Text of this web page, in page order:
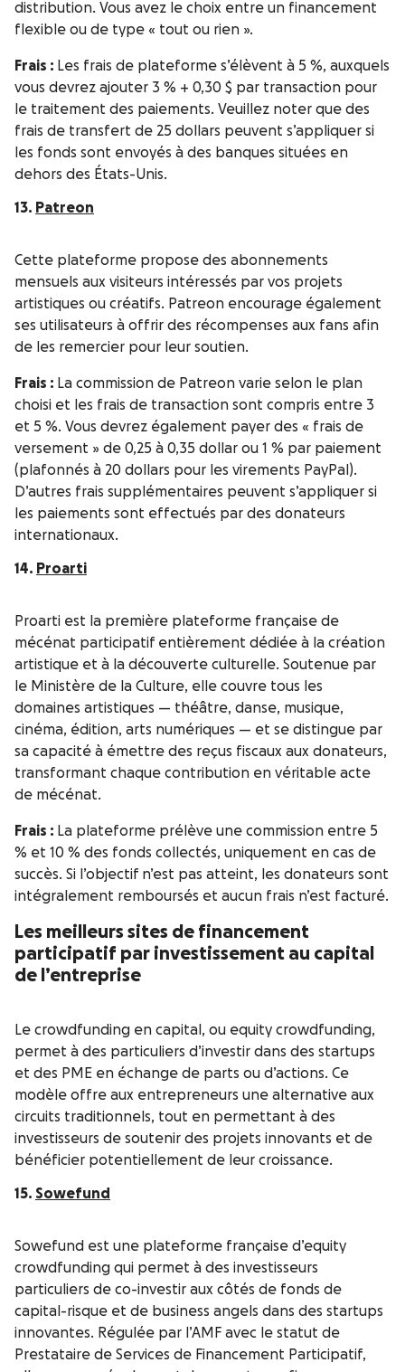
distribution. Vous avez le choix entre un financement
flexible ou de type « tout ou rien ».
Frais : Les frais de plateforme s’élèvent à 5 %, auxquels
vous devrez ajouter 3 % + 0,30 $ par transaction pour
le traitement des paiements. Veuillez noter que des
frais de transfert de 25 dollars peuvent s’appliquer si
les fonds sont envoyés à des banques situées en
dehors des États-Unis.
13. Patreon
Cette plateforme propose des abonnements
mensuels aux visiteurs intéressés par vos projets
artistiques ou créatifs. Patreon encourage également
ses utilisateurs à offrir des récompenses aux fans afin
de les remercier pour leur soutien.
Frais : La commission de Patreon varie selon le plan
choisi et les frais de transaction sont compris entre 3
et 5 %. Vous devrez également payer des « frais de
versement » de 0,25 à 0,35 dollar ou 1 % par paiement
(plafonnés à 20 dollars pour les virements PayPal).
D’autres frais supplémentaires peuvent s’appliquer si
les paiements sont effectués par des donateurs
internationaux.
14. Proarti
Proarti est la première plateforme française de
mécénat participatif entièrement dédiée à la création
artistique et à la découverte culturelle. Soutenue par
le Ministère de la Culture, elle couvre tous les
domaines artistiques — théâtre, danse, musique,
cinéma, édition, arts numériques — et se distingue par
sa capacité à émettre des reçus fiscaux aux donateurs,
transformant chaque contribution en véritable acte
de mécénat.
Frais : La plateforme prélève une commission entre 5
% et 10 % des fonds collectés, uniquement en cas de
succès. Si l’objectif n’est pas atteint, les donateurs sont
intégralement remboursés et aucun frais n’est facturé.
Les meilleurs sites de financement
participatif par investissement au capital
de l’entreprise
Le crowdfunding en capital, ou equity crowdfunding,
permet à des particuliers d’investir dans des startups
et des PME en échange de parts ou d’actions. Ce
modèle offre aux entrepreneurs une alternative aux
circuits traditionnels, tout en permettant à des
investisseurs de soutenir des projets innovants et de
bénéficier potentiellement de leur croissance.
15. Sowefund
Sowefund est une plateforme française d’equity
crowdfunding qui permet à des investisseurs
particuliers de co-investir aux côtés de fonds de
capital-risque et de business angels dans des startups
innovantes. Régulée par l’AMF avec le statut de
Prestataire de Services de Financement Participatif,